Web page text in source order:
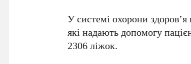
У системі охорони
які надають допомогу
2306 ліжок.